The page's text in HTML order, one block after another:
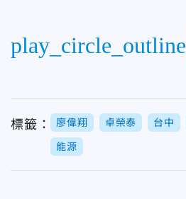
play_circle_outline
標籤： 廖偉翔 卓榮泰 台中
能源